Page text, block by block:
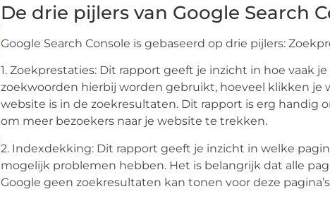
De drie pijlers van Google Search
Google Search Console is gebaseerd op drie pijlers:
1. Zoekprestaties: Dit rapport geeft je inzicht in hoe vaak
zoekwoorden hierbij worden gebruikt, hoeveel klikken
website is in de zoekresultaten. Dit rapport is erg
om meer bezoekers naar je website te trekken.
2. Indexdekking: Dit rapport geeft je inzicht in welke
mogelijk problemen hebben. Het is belangrijk dat alle
Google geen zoekresultaten kan tonen voor deze